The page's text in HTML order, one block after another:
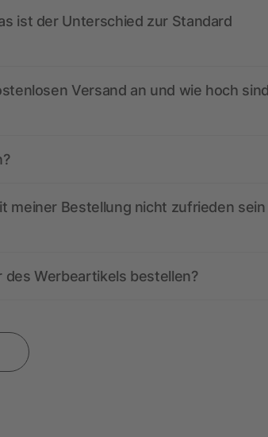
ist der Unterschied zur Standard
Versand an und wie hoch
meiner Bestellung nicht zufrieden sein
des Werbeartikels bestellen?